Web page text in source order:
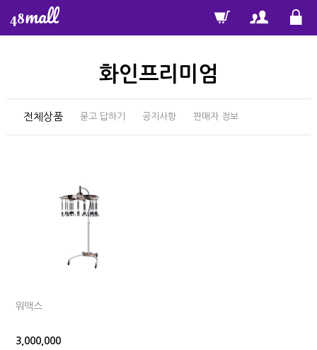
48mall
화인프리미엄
전체상품 묻고 답하기 공지사항 판매자 정보
워맥스
3,000,000